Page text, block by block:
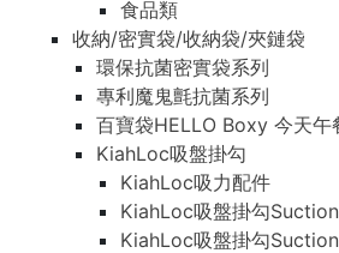
食品類
收納/密實袋/收納袋/夾鏈袋
環保抗菌密實袋系列
專利魔鬼氈抗菌系列
百寶袋HELLO Boxy 今天午
KiahLoc吸盤掛勾
KiahLoc吸力配件
KiahLoc吸盤掛勾
KiahLoc吸盤掛勾